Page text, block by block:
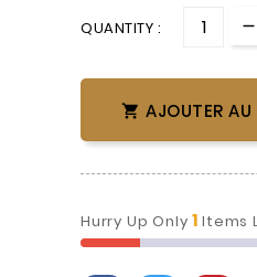
QUANTITY :
 AJOUTER AU
Hurry Up Only1Items